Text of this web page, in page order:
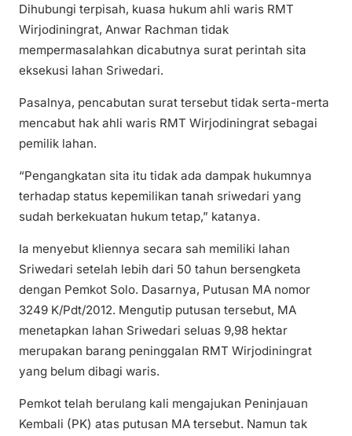
Dihubungi terpisah, kuasa hukum ahli waris RMT
Wirjodiningrat, Anwar Rachman tidak
mempermasalahkan dicabutnya surat perintah sita
eksekusi lahan Sriwedari.
Pasalnya, pencabutan surat tersebut tidak serta-merta
mencabut hak ahli waris RMT Wirjodiningrat sebagai
pemilik lahan.
“Pengangkatan sita itu tidak ada dampak hukumnya
terhadap status kepemilikan tanah sriwedari yang
sudah berkekuatan hukum tetap,” katanya.
Ia menyebut kliennya secara sah memiliki lahan
Sriwedari setelah lebih dari 50 tahun bersengketa
dengan Pemkot Solo. Dasarnya, Putusan MA nomor
3249 K/Pdt/2012. Mengutip putusan tersebut, MA
menetapkan lahan Sriwedari seluas 9,98 hektar
merupakan barang peninggalan RMT Wirjodiningrat
yang belum dibagi waris.
Pemkot telah berulang kali mengajukan Peninjauan
Kembali (PK) atas putusan MA tersebut. Namun tak